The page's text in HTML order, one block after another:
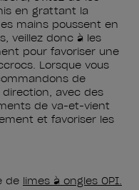
en grattant la
mains poussent en
veillez donc à les
pour favoriser une
Lorsque vous
de
avec des
de va-et-vient
et favoriser les
de limes à ongles OPI.